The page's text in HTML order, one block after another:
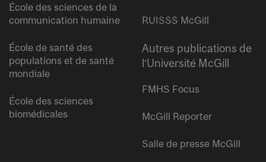
École des sciences de la
communication humaine
École de santé des
populations et de santé
mondiale
École des sciences
biomédicales
RUISSS McGill
Autres publications de
l’Université McGill
FMHS Focus
McGill Reporter
Salle de presse McGill